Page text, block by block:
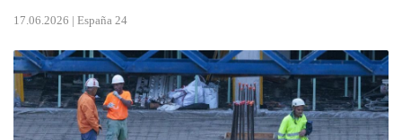
17.06.2026 | España 24